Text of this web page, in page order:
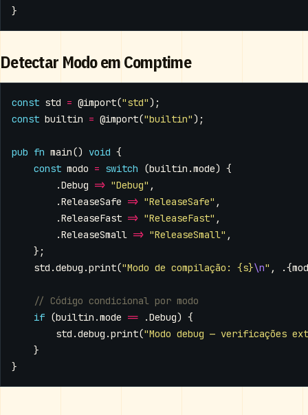
}
Detectar Modo em Comptime
const std = @import("std");
const builtin = @import("builtin");
pub fn main() void {
const modo = switch (builtin .mode) {
.Debug => "Debug" ,
.ReleaseSafe => "ReleaseSafe" ,
.ReleaseFast => "ReleaseFast" ,
.ReleaseSmall => "ReleaseSmall" ,
};
std .debug .print("Modo de compilação: {s}\n" , .{
if (builtin .mode == .Debug) {
std .debug .print("Modo debug — verificações
}
}